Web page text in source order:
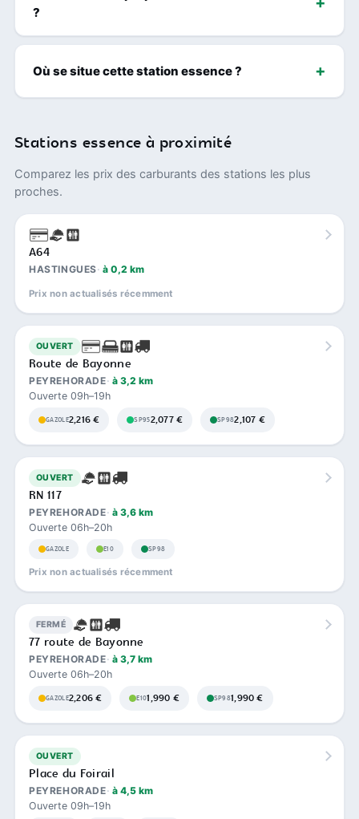
?
Où se situe cette station essence ?
Stations essence à proximité
Comparez les prix des carburants des stations les plus
proches.
A64
HASTINGUES à 0,2 km
Prix non actualisés récemment
OUVERT
Route de Bayonne
PEYREHORADE à 3,2 km
Ouverte 09h–19h
GAZOLE2,216 € SP952,077 € SP982,107 €
OUVERT
RN 117
PEYREHORADE à 3,6 km
Ouverte 06h–20h
GAZOLE E10 SP98
Prix non actualisés récemment
FERMÉ
77 route de Bayonne
PEYREHORADE à 3,7 km
Ouverte 06h–20h
GAZOLE2,206 € E101,990 € SP981,990 €
OUVERT
Place du Foirail
PEYREHORADE à 4,5 km
Ouverte 09h–19h